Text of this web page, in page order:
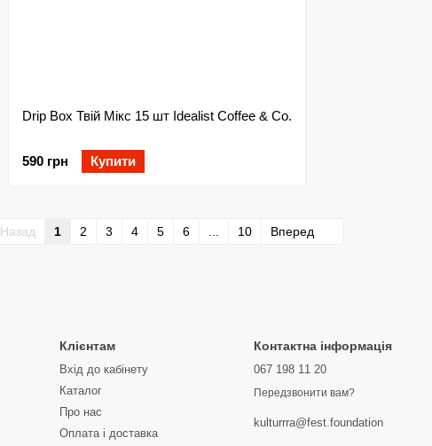
Drip Box Твій Мікс 15 шт Idealist Coffee & Co.
590 грн Купити
Назад 1 2 3 4 5 6 10 Вперед
Клієнтам
Вхід до кабінету
Каталог
Про нас
Оплата і доставка
Контактна інформація
067 198 11 20
Передзвонити вам?
kulturrra@fest.foundation